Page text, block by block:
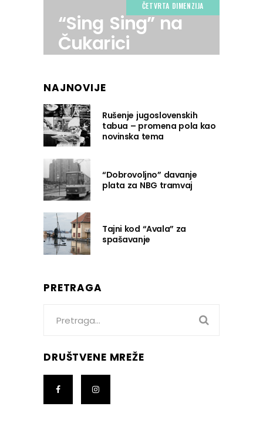
ČETVRTA DIMENZIJA
“Sing Sing” na
Čukarici
NAJNOVIJE
Rušenje jugoslovenskih
tabua – promena pola kao
novinska tema
“Dobrovoljno” davanje
plata za NBG tramvaj
Tajni kod “Avala” za
spašavanje
PRETRAGA
DRUŠTVENE MREŽE